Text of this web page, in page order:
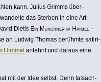
kann. Julius Grimms über­
das Sterben in eine Art
Dietls Ein Münchner im Himmel –
an Ludwig Thomas berühmte sati­ri­
Himmel anlehnt und daraus eine
mit der Idee selbst. Denn tatsäch­